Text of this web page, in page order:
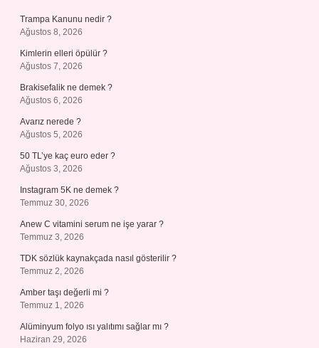
Trampa Kanunu nedir ?
Ağustos 8, 2026
Kimlerin elleri öpülür ?
Ağustos 7, 2026
Brakisefalik ne demek ?
Ağustos 6, 2026
Avarız nerede ?
Ağustos 5, 2026
50 TL’ye kaç euro eder ?
Ağustos 3, 2026
Instagram 5K ne demek ?
Temmuz 30, 2026
Anew C vitamini serum ne işe yarar ?
Temmuz 3, 2026
TDK sözlük kaynakçada nasıl gösterilir ?
Temmuz 2, 2026
Amber taşı değerli mi ?
Temmuz 1, 2026
Alüminyum folyo ısı yalıtımı sağlar mı ?
Haziran 29, 2026